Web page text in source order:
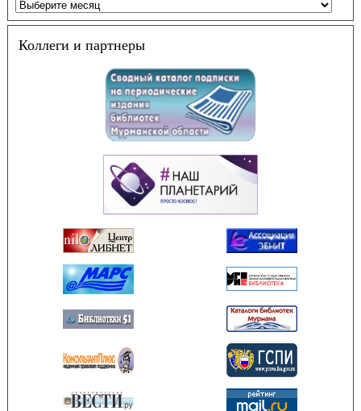
Коллеги и партнеры